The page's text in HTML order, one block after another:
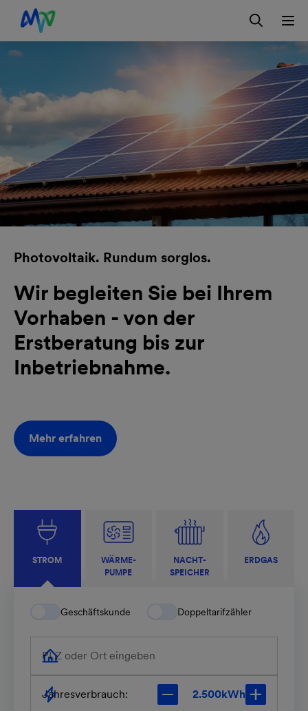
Zur Hauptnavigation springen
Zur Servicelasche springen
Zum Hauptinhalt springen
Zur Footernavigation springen
Photovoltaik. Rundum sorglos.
Wir begleiten Sie bei Ihrem
Vorhaben - von der
Erstberatung bis zur
Inbetriebnahme.
Mehr erfahren
STROM
WÄRME­
PUMPE
NACHT­
SPEICHER
ERDGAS
Geschäftskunde Doppeltarifzähler
PLZ oder Ort eingeben
Jahresverbrauch: kWh